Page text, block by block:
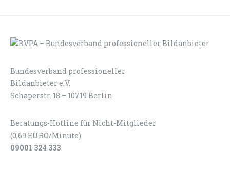
Bundesverband professioneller
Bildanbieter e.V.
Schaperstr. 18 – 10719 Berlin
Beratungs-Hotline für Nicht-Mitglieder
(0,69 EURO/Minute)
09001 324 333